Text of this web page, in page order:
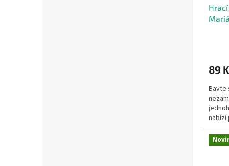
89
Bavte
nabízí